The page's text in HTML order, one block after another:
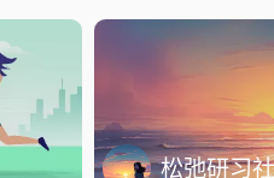
松弛研习社